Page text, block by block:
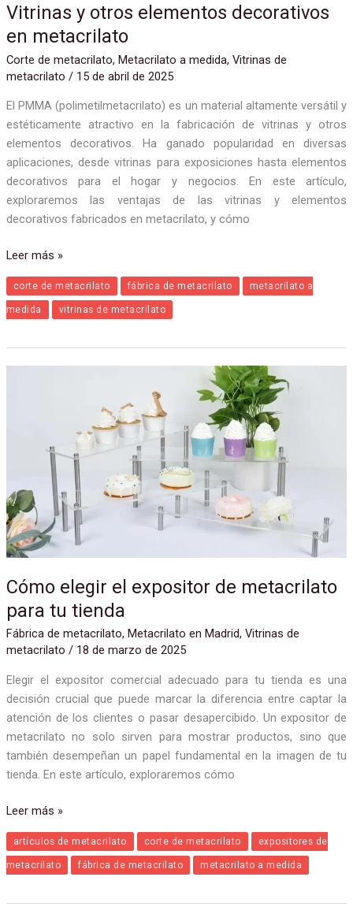
Vitrinas y otros elementos decorativos
en metacrilato
Corte de metacrilato, Metacrilato a medida, Vitrinas de
metacrilato / 15 de abril de 2025
El PMMA (polimetilmetacrilato) es un material altamente versátil y
estéticamente atractivo en la fabricación de vitrinas y otros
elementos decorativos. Ha ganado popularidad en diversas
aplicaciones, desde vitrinas para exposiciones hasta elementos
decorativos para el hogar y negocios. En este artículo,
exploraremos las ventajas de las vitrinas y elementos
decorativos fabricados en metacrilato, y cómo
Leer más »
corte de metacrilato fábrica de metacrilato metacrilato a
medida vitrinas de metacrilato
Cómo elegir el expositor de metacrilato
para tu tienda
Fábrica de metacrilato, Metacrilato en Madrid, Vitrinas de
metacrilato / 18 de marzo de 2025
Elegir el expositor comercial adecuado para tu tienda es una
decisión crucial que puede marcar la diferencia entre captar la
atención de los clientes o pasar desapercibido. Un expositor de
metacrilato no solo sirven para mostrar productos, sino que
también desempeñan un papel fundamental en la imagen de tu
tienda. En este artículo, exploraremos cómo
metacrilato
para
tu
tienda
Leer más »
artículos de metacrilato corte de metacrilato expositores de
metacrilato fábrica de metacrilato metacrilato a medida